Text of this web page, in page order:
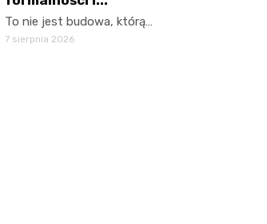
To nie jest budowa, którą…
7 sierpnia 2026